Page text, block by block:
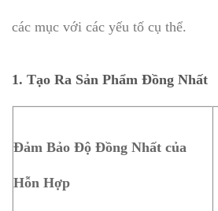
các mục với các yếu tố cụ thể.
1. Tạo Ra Sản Phẩm Đồng Nhất
Đảm Bảo Độ Đồng Nhất của
Hỗn Hợp